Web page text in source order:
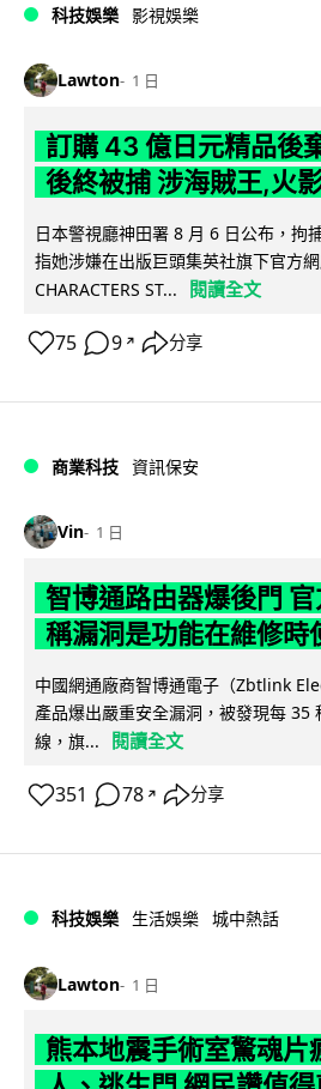
科技娛樂 影視娛樂
Lawton 1 日
訂購 43 億日元精品後
後終被捕 涉海賊王,火
日本警視廳神田署 8 月 6 日公布，拘
指她涉嫌在出版巨頭集英社旗下官方
CHARACTERS ST...
閱讀全文
75 9 ↗ 分享
商業科技 資訊保安
Vin 1 日
智博通路由器爆後門
稱漏洞是功能在維修時
中國網通廠商智博通電子（Zbtlink
產品爆出嚴重安全漏洞，被發現每 35
線，旗...
閱讀全文
351 78 ↗ 分享
科技娛樂 生活娛樂 城中熱話
Lawton 1 日
熊本地震手術室驚魂片